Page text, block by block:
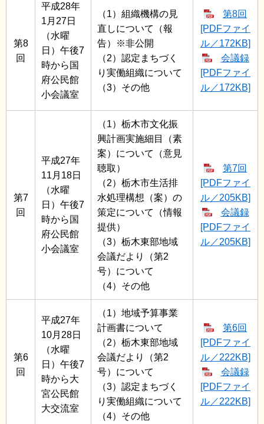
第8
回
平成28年
1月27日
（水曜
日）午後7
時から国
府公民館
小会議室
（1）組織機構の見
直しについて（報
告）※非公開
（2）認定まちづく
り実働組織について
（3）その他
第8回
[PDFファイ
ル／172KB]
会議録
[PDFファイ
ル／172KB]
第7
回
平成27年
11月18日
（水曜
日）午後7
時から国
府公民館
小会議室
（1）栃木市文化振
興計画実施細目（素
案）について（意見
聴取）
（2）栃木市生活排
水処理構想（案）の
策定について（情報
提供）
（3）栃木東部地域
会議だより（第2
号）について
（4）その他
第7回
[PDFファイ
ル／205KB]
会議録
[PDFファイ
ル／205KB]
第6
回
平成27年
10月28日
（水曜
日）午後7
時から大
宮公民館
大交流室
（1）地域予算事業
計画書について
（2）栃木東部地域
会議だより（第2
号）について
（3）認定まちづく
り実働組織について
（4）その他
第6回
[PDFファイ
ル／222KB]
会議録
[PDFファイ
ル／222KB]